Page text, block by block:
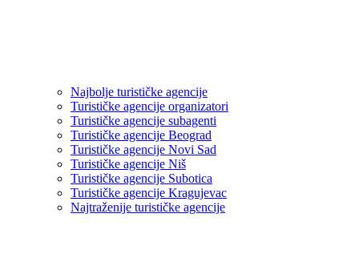
Najbolje turističke agencije
Turističke agencije organizatori
Turističke agencije subagenti
Turističke agencije Beograd
Turističke agencije Novi Sad
Turističke agencije Niš
Turističke agencije Subotica
Turističke agencije Kragujevac
Najtraženije turističke agencije